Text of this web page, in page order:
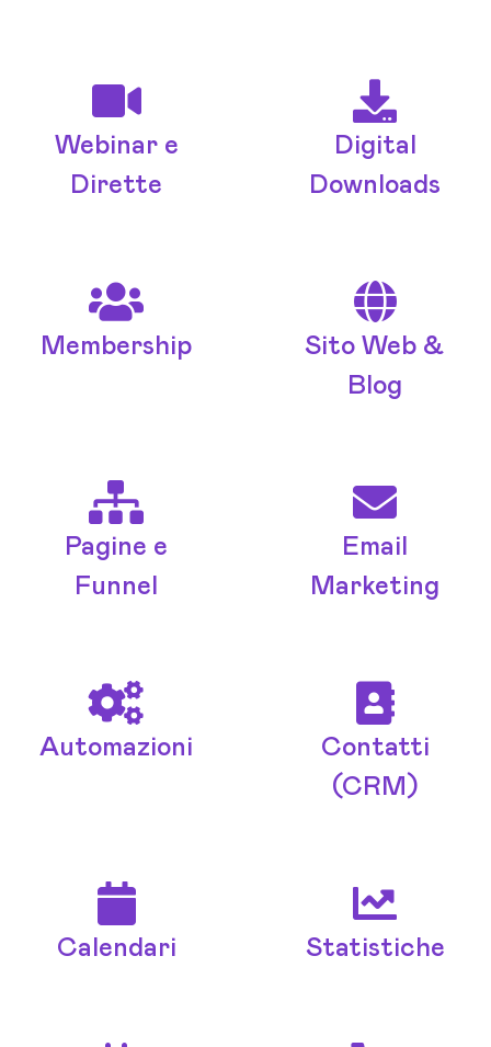
Webinar e
Dirette
Digital
Downloads
Membership
Sito Web &
Blog
Pagine e
Funnel
Email
Marketing
Automazioni
Contatti
(CRM)
Calendari Statistiche